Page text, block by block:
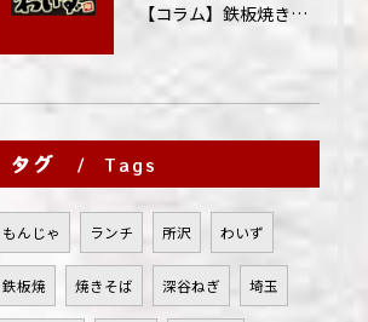
【コラム】鉄板焼きが"コミュニケーション飯"と呼ばれる理由
タグ Tags
もんじゃ ランチ 所沢 わいず
鉄板焼 焼きそば 深谷ねぎ 埼玉